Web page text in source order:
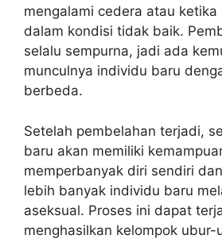
mengalami cedera atau
dalam kondisi tidak baik.
selalu sempurna, jadi ada
munculnya individu baru
berbeda.
Setelah pembelahan terjadi,
baru akan memiliki
memperbanyak diri sendiri
lebih banyak individu baru
aseksual. Proses ini dapat
menghasilkan kelompok ubur-